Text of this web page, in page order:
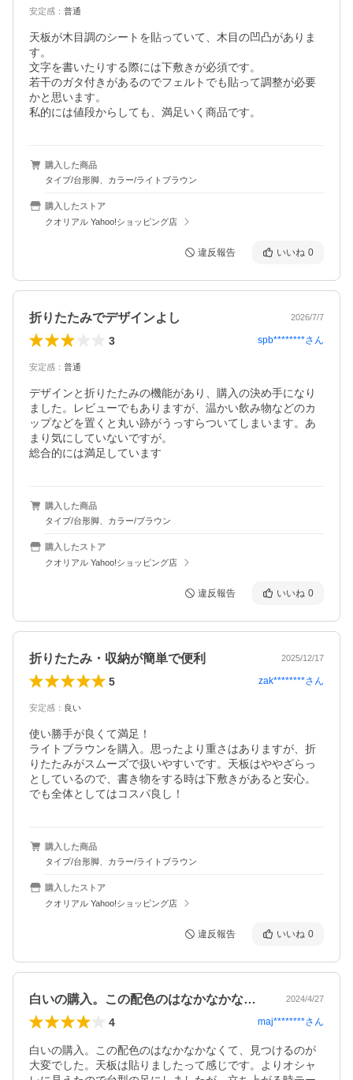
安定感 ： 普通
天板が木目調のシートを貼っていて、木目の凹凸がありま
す。
文字を書いたりする際には下敷きが必須です。
若干のガタ付きがあるのでフェルトでも貼って調整が必要
かと思います。
私的には値段からしても、満足いく商品です。
購入した商品
タイプ/台形脚、カラー/ライトブラウン
購入したストア
クオリアル Yahoo!ショッピング店
違反報告 いいね 0
折りたたみでデザインよし 2026/7/7
3 spb********さん
安定感 ： 普通
デザインと折りたたみの機能があり、購入の決め手になり
ました。レビューでもありますが、温かい飲み物などのカ
ップなどを置くと丸い跡がうっすらついてしまいます。あ
まり気にしていないですが。
総合的には満足しています
購入した商品
タイプ/台形脚、カラー/ブラウン
購入したストア
クオリアル Yahoo!ショッピング店
違反報告 いいね 0
折りたたみ・収納が簡単で便利 2025/12/17
5 zak********さん
安定感 ： 良い
使い勝手が良くて満足！
ライトブラウンを購入。思ったより重さはありますが、折
りたたみがスムーズで扱いやすいです。天板はややざらっ
としているので、書き物をする時は下敷きがあると安心。
でも全体としてはコスパ良し！
購入した商品
タイプ/台形脚、カラー/ライトブラウン
購入したストア
クオリアル Yahoo!ショッピング店
違反報告 いいね 0
白いの購入。この配色のはなかなかなくて… 2024/4/27
4 maj********さん
白いの購入。この配色のはなかなかなくて、見つけるのが
大変でした。天板は貼りましたって感じです。よりオシャ